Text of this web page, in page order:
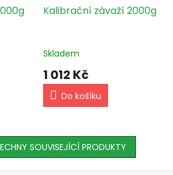
Kalibrační závaží 2000g
Skladem
1 012 Kč
Do košíku
SOUVISEJÍCÍ PRODUKTY